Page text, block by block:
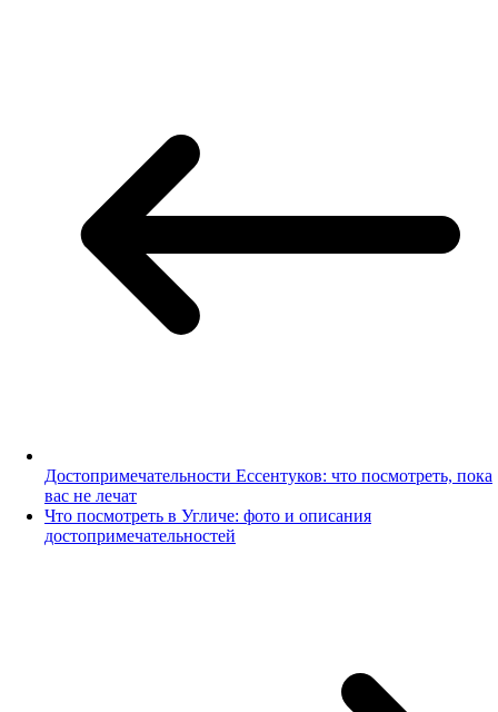
Достопримечательности Ессентуков: что посмотреть, пока
вас не лечат
Что посмотреть в Угличе: фото и описания
достопримечательностей